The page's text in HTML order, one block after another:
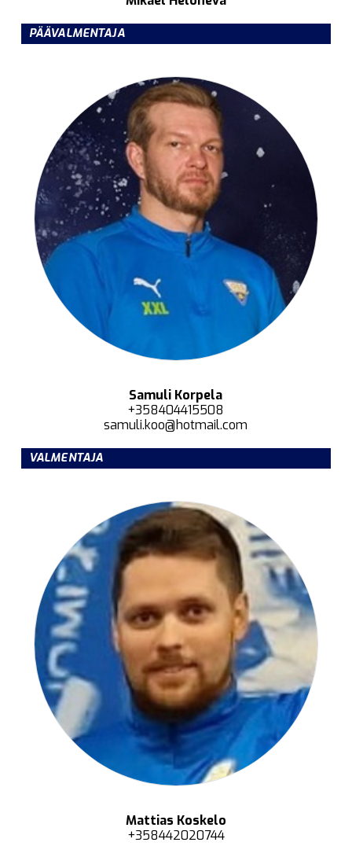
PÄÄVALMENTAJA
Samuli Korpela
+358404415508
samuli.koo@hotmail.com
VALMENTAJA
Mattias Koskelo
+358442020744